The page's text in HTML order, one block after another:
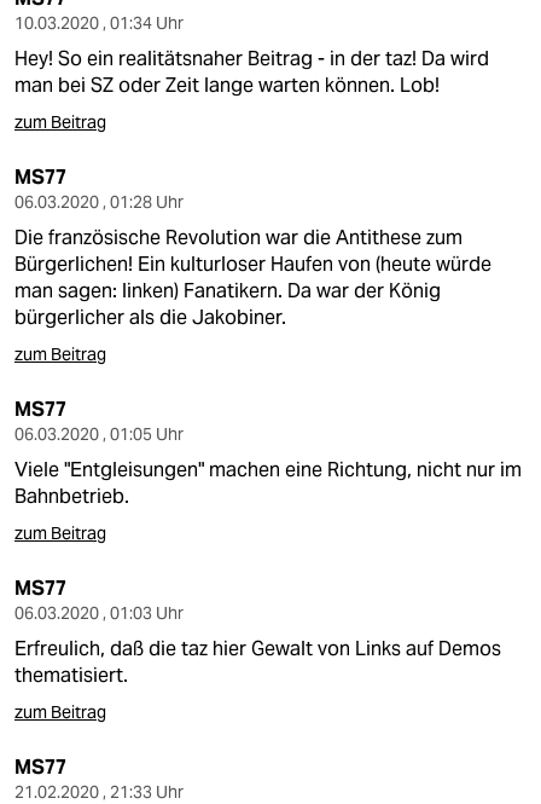
10.03.2020 , 01:34 Uhr
Hey! So ein realitätsnaher Beitrag - in der taz! Da wird
man bei SZ oder Zeit lange warten können. Lob!
zum Beitrag
MS77
06.03.2020 , 01:28 Uhr
Die französische Revolution war die Antithese zum
Bürgerlichen! Ein kulturloser Haufen von (heute würde
man sagen: linken) Fanatikern. Da war der König
bürgerlicher als die Jakobiner.
zum Beitrag
MS77
06.03.2020 , 01:05 Uhr
Viele "Entgleisungen" machen eine Richtung, nicht nur im
Bahnbetrieb.
zum Beitrag
MS77
06.03.2020 , 01:03 Uhr
Erfreulich, daß die taz hier Gewalt von Links auf Demos
thematisiert.
zum Beitrag
MS77
21.02.2020 , 21:33 Uhr